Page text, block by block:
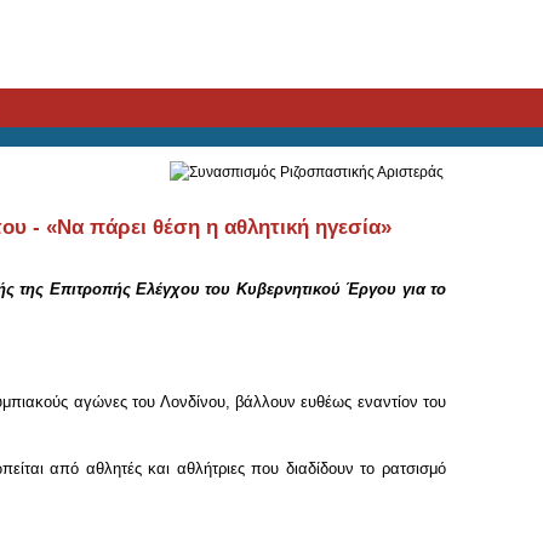
- «Να πάρει θέση η αθλητική ηγεσία»
της Επιτροπής Ελέγχου του Κυβερνητικού Έργου για το
αγώνες του Λονδίνου, βάλλουν ευθέως εναντίον του
από αθλητές και αθλήτριες που διαδίδουν το ρατσισμό